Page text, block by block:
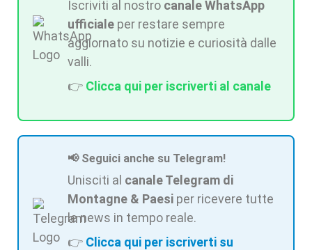
Iscriviti al nostro canale WhatsApp
ufficiale per restare sempre
aggiornato su notizie e curiosità dalle
valli.
👉 Clicca qui per iscriverti al canale
📢 Seguici anche su Telegram!
Unisciti al canale Telegram di
Montagne & Paesi per ricevere tutte
le news in tempo reale.
👉 Clicca qui per iscriverti su